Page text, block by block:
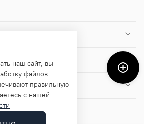
наш сайт, вы
файлов
правильную
с нашей